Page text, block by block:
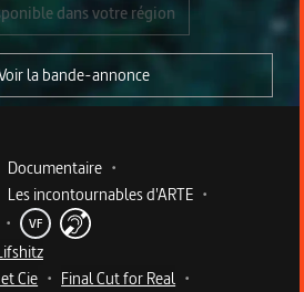
dans votre région
la bande-annonce
Documentaire •
Les incontournables d'ARTE •
• VF
Cie • Final Cut for Real •